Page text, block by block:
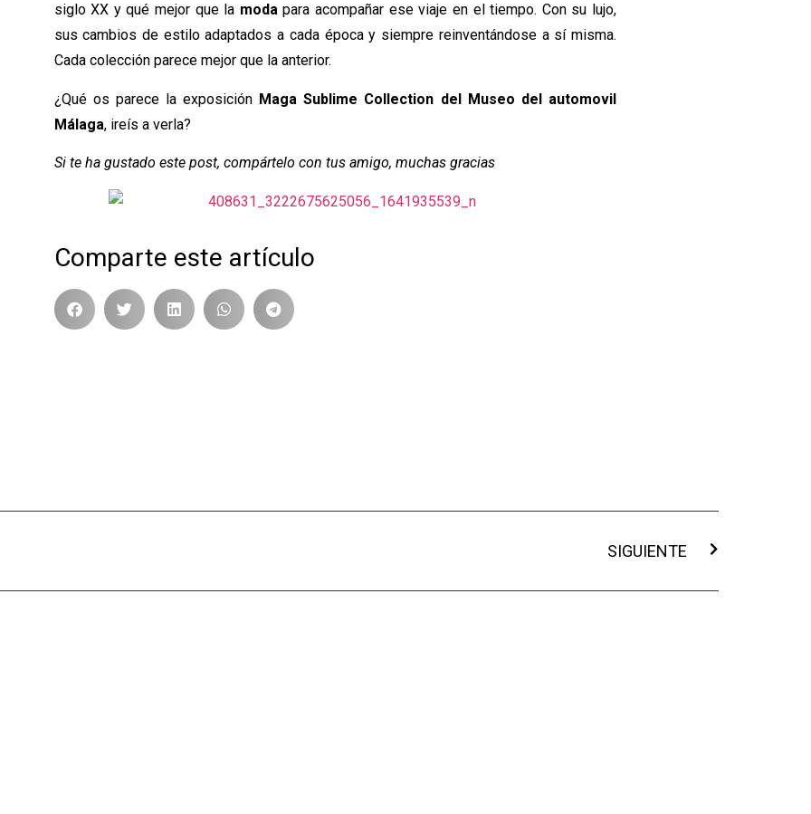
siglo XX y qué mejor que la modapara acompañar ese viaje en el tiempo. Con su lujo,
sus cambios de estilo adaptados a cada época y siempre reinventándose a sí misma.
Cada colección parece mejor que la anterior.
¿Qué os parece la exposición Maga Sublime Collection del Museo del automovil
Málaga, ireís a verla?
Si te ha gustado este post, compártelo con tus amigo, muchas gracias
Comparte este artículo
SIGUIENTE